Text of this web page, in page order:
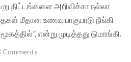
திட்டங்களை அறிவிச்சா நல்லா
மீதான உணவு பாகுபாடு நீங்கி
என்று முடித்தது டுமாங்கி.
Comments